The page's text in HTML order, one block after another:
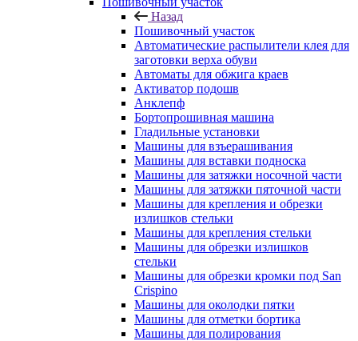
Назад
Пошивочный участок
Автоматические распылители клея для
заготовки верха обуви
Автоматы для обжига краев
Активатор подошв
Анклепф
Бортопрошивная машина
Гладильные установки
Машины для взъерашивания
Машины для вставки подноска
Машины для затяжки носочной части
Машины для затяжки пяточной части
Машины для крепления и обрезки
излишков стельки
Машины для крепления стельки
Машины для обрезки излишков
стельки
Машины для обрезки кромки под San
Crispino
Машины для околодки пятки
Машины для отметки бортика
Машины для полирования